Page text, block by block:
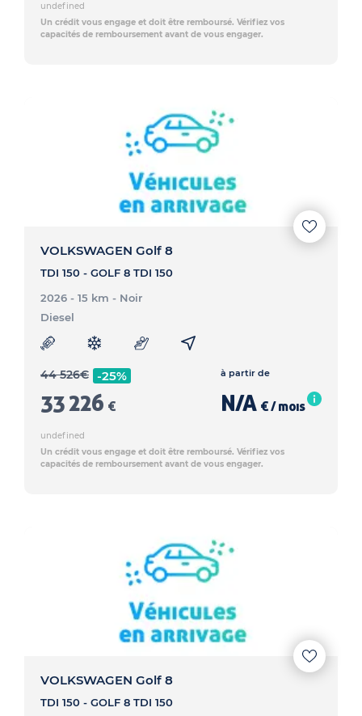
undefined
Un crédit vous engage et doit être remboursé. Vérifiez vos
capacités de remboursement avant de vous engager.
VOLKSWAGEN Golf 8
TDI 150 - GOLF 8 TDI 150
2026 - 15 km - Noir
Diesel
44 526€ -25%
33 226 €
à partir de
N/A € / mois
undefined
Un crédit vous engage et doit être remboursé. Vérifiez vos
capacités de remboursement avant de vous engager.
VOLKSWAGEN Golf 8
TDI 150 - GOLF 8 TDI 150